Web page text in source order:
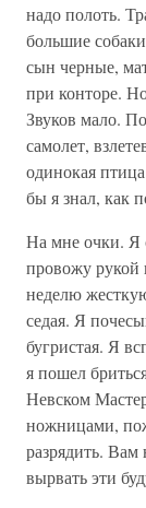
надо полоть.
большие
сын черные,
при конторе.
Звуков мало.
самолет,
одинокая
бы я знал, как
На мне очки. Я
провожу
неделю
седая. Я
бугристая. Я
я пошел
Невском
ножницами,
разрядить.
вырвать эти